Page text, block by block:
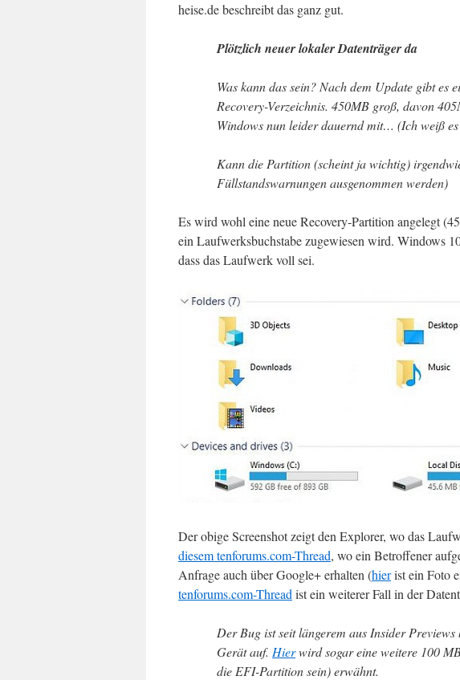
heise.de beschreibt das ganz gut.
Plötzlich neuer lokaler Datenträger da
Was kann das sein? Nach dem Update gibt es
Recovery-Verzeichnis. 450MB groß, davon
Windows nun leider dauernd mit… (Ich weiß
Kann die Partition (scheint ja wichtig)
Füllstandswarnungen ausgenommen werden)
Es wird wohl eine neue Recovery-Partition angelegt
ein Laufwerksbuchstabe zugewiesen wird. Windows
dass das Laufwerk voll sei.
Der obige Screenshot zeigt den Explorer, wo das
diesem tenforums.com-Thread, wo ein Betroffener
Anfrage auch über Google+ erhalten (hierist ein Foto
tenforums.com-Thread ist ein weiterer Fall in der
Der Bug ist seit längerem aus Insider
Gerät auf. Hierwird sogar eine weitere 100
die EFI-Partition sein) erwähnt.